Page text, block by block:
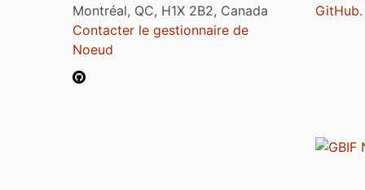
Montréal, QC, H1X 2B2, Canada
Contacter le gestionnaire de
Noeud
GitHub.